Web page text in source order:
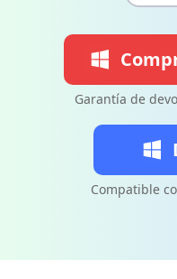
Garantía de
Compatible